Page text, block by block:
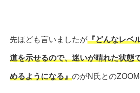
先ほども言いましたが『どんなレベ
道を示せるので、迷いが晴れた状態
めるようになる』のがN氏とのZOOM